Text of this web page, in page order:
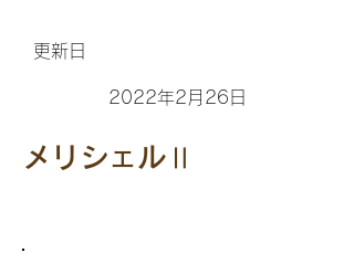
更新日
2022年2月26日
メリシェルⅡ